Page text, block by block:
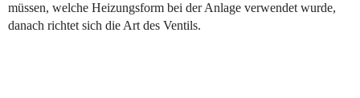
müssen, welche Heizungsform bei der Anlage verwendet wurde,
danach richtet sich die Art des Ventils.